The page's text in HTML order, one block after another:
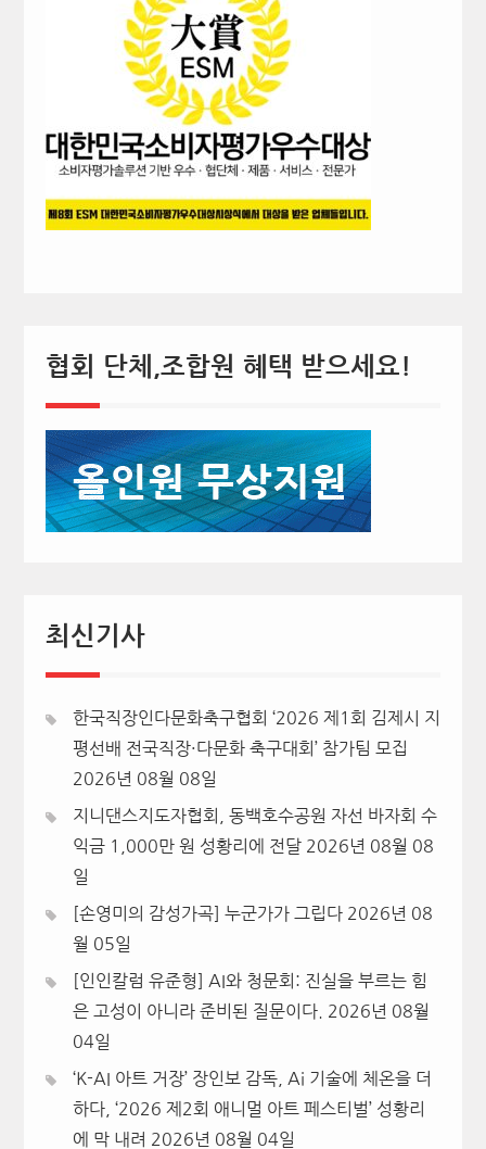
협회 단체,조합원 혜택 받으세요!
최신기사
한국직장인다문화축구협회 ‘2026 제1회 김제시 지
평선배 전국직장·다문화 축구대회’ 참가팀 모집
2026년 08월 08일
지니댄스지도자협회, 동백호수공원 자선 바자회 수
익금 1,000만 원 성황리에 전달 2026년 08월 08
일
[손영미의 감성가곡] 누군가가 그립다 2026년 08
월 05일
[인인칼럼 유준형] AI와 청문회: 진실을 부르는 힘
은 고성이 아니라 준비된 질문이다.
2026년 08월
04일
‘K-AI 아트 거장’ 장인보 감독, Ai 기술에 체온을 더
하다, ‘2026 제2회 애니멀 아트 페스티벌’ 성황리
에 막 내려 2026년 08월 04일